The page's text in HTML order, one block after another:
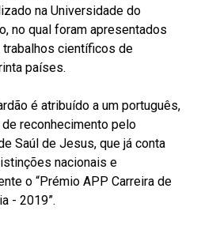
na Universidade do
no qual foram apresentados
científicos de
países.
é atribuído a um português,
reconhecimento pelo
Saúl de Jesus, que já conta
nacionais e
o “Prémio APP Carreira de
- 2019”.